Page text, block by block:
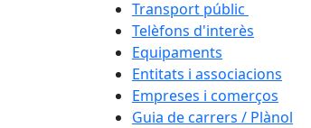
Transport públic
Telèfons d'interès
Equipaments
Entitats i associacions
Empreses i comerços
Guia de carrers / Plànol